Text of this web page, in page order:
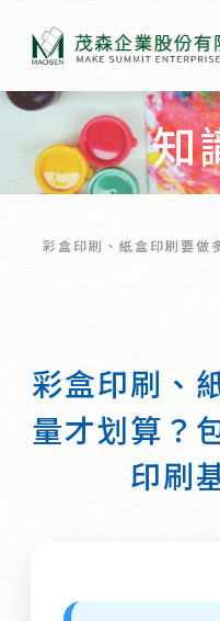
知
彩盒印刷、紙盒印刷要做
彩盒印刷、
量才划算？
印刷